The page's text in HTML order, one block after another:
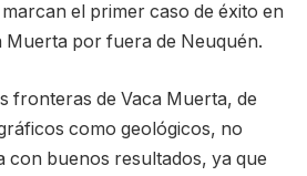
el primer caso de éxito en
Muerta por fuera de Neuquén.
fronteras de Vaca Muerta, de
como geológicos, no
con buenos resultados, ya que